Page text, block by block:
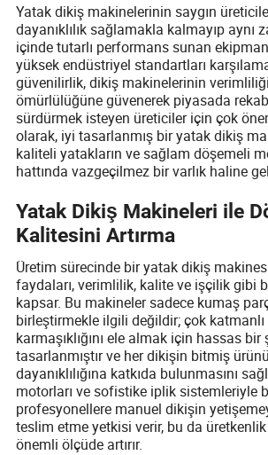
Yatak dikiş makinelerinin saygın
dayanıklılık sağlamakla kalmayıp aynı
içinde tutarlı performans sunan
yüksek endüstriyel standartları
güvenilirlik, dikiş makinelerinin
ömürlülüğüne güvenerek piyasada
sürdürmek isteyen üreticiler için çok
olarak, iyi tasarlanmış bir yatak dikiş
kaliteli yatakların ve sağlam döşemeli
hattında vazgeçilmez bir varlık haline
Yatak Dikiş Makineleri ile
Kalitesini Artırma
Üretim sürecinde bir yatak dikiş
faydaları, verimlilik, kalite ve işçilik gibi
kapsar. Bu makineler sadece kumaş
birleştirmekle ilgili değildir; çok katmanlı
karmaşıklığını ele almak için hassas bir
tasarlanmıştır ve her dikişin bitmiş
dayanıklılığına katkıda bulunmasını
motorları ve sofistike iplik sistemleriyle
profesyonellere manuel dikişin
teslim etme yetkisi verir, bu da
önemli ölçüde artırır.